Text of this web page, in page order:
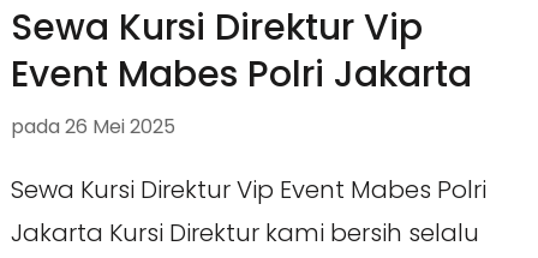
Sewa Kursi Direktur Vip
Event Mabes Polri Jakarta
pada 26 Mei 2025
Sewa Kursi Direktur Vip Event Mabes Polri
Jakarta Kursi Direktur kami bersih selalu